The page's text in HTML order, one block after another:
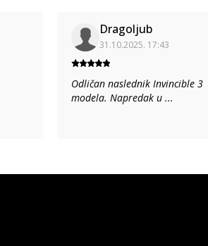
Dragoljub
31.10.2025. 17:43
Odličan naslednik Invincible 3
modela. Napredak u ...